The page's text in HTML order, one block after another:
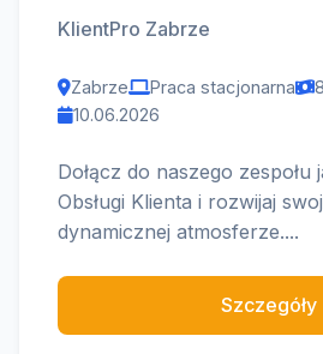
KlientPro Zabrze
Zabrze Praca stacjonarna
10.06.2026
Dołącz do naszego zespołu
Obsługi Klienta i rozwijaj
dynamicznej atmosferze....
Szczegóły